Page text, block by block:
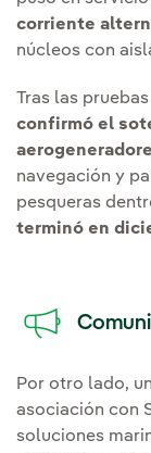
corriente
núcleos con
Tras las
confirmó el
navegación y
pesqueras
terminó en
Por otro lado,
asociación con
soluciones